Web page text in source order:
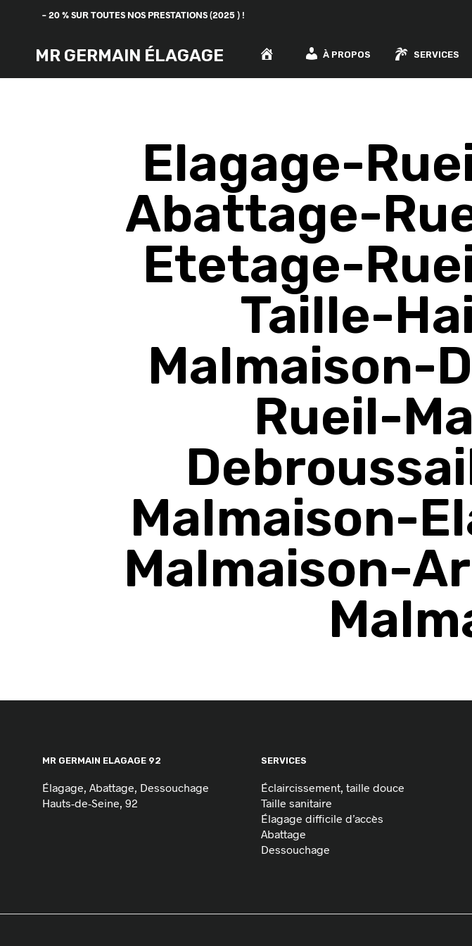
– 20 % SUR TOUTES NOS PRESTATIONS (2025 ) !
MR GERMAIN ÉLAGAGE À PROPOS SERVICES
Elagage-
Abattage-
Etetage-
Taille-
Malmaison-
Rueil-
Malmaison-
Malmaison-
MR GERMAIN ELAGAGE 92
Élagage, Abattage, Dessouchage
Hauts-de-Seine, 92
SERVICES
Éclaircissement, taille douce
Taille sanitaire
Élagage difficile d’accès
Abattage
Dessouchage